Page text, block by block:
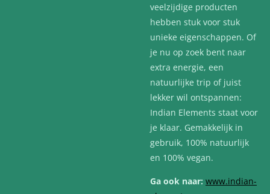
veelzijdige producten
hebben stuk voor stuk
unieke eigenschappen. Of
je nu op zoek bent naar
extra energie, een
natuurlijke trip of juist
lekker wil ontspannen:
Indian Elements staat voor
je klaar. Gemakkelijk in
gebruik, 100% natuurlijk
en 100% vegan.
Ga ook naar: www.indian-